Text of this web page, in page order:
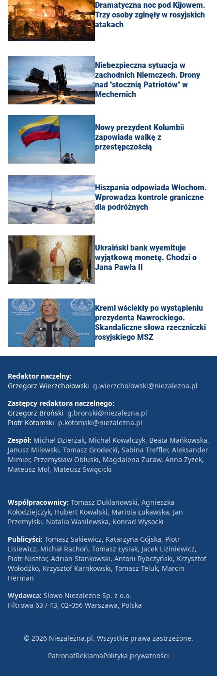
Dramatyczna noc pod Kijowem.
Trzy osoby zginęły w rosyjskich
atakach
Niebezpieczna sytuacja w
zachodnich Niemczech. Drony
nad "stocznią Patriotów" w
Mechernich
Nowy prezydent Kolumbii
zapowiada walkę z
przestępczością
Hiszpania odpowiada Włochom.
Wprowadza kontrole graniczne
dla podróżnych
Ukraiński bank wyemituje
wyjątkową monetę. Chodzi o
Jana Pawła II
Kreml wściekły po wystąpieniu
prezydenta Nawrockiego.
Skandaliczne słowa rzeczniczki
rosyjskiego MSZ
Redaktor naczelny:
Grzegorz Wierzchołowski g.wierzcholowski@niezalezna.pl
Zastępcy redaktora naczelnego:
Grzegorz Broński g.bronski@niezalezna.pl
Piotr Kotomski p.kotomski@niezalezna.pl
Zespół: Michał Dzierżak, Michał Kowalczyk, Beata Mańkowska,
Janusz Milewski, Tomasz Grodecki, Sabina Treffler, Aleksander
Mimier, Przemysław Obłuski, Magdalena Żuraw, Anna Zyzek,
Mateusz Mol, Mateusz Święcicki
Współpracownicy: Tomasz Duklanowski, Agnieszka
Kołodziejczyk, Hubert Kowalski, Mariola Łukawska, Jan
Przemyłski, Natalia Wasilewska, Konrad Wysocki
Publicyści: Tomasz Sakiewicz, Katarzyna Gójska, Piotr
Lisiewicz, Michał Rachoń, Tomasz Łysiak, Jacek Liziniewicz,
Piotr Nisztor, Adrian Stankowski, Antoni Rybczyński, Krzysztof
Wołodźko, Krzysztof Karnkowski, Tomasz Teluk, Marcin
Herman
Wydawca: Słowo Niezależne Sp. z o.o.
Filtrowa 63 / 43, 02-056 Warszawa, Polska
© 2026 Niezależna.pl. Wszystkie prawa zastrzeżone.
PatronatReklamaPolityka prywatności